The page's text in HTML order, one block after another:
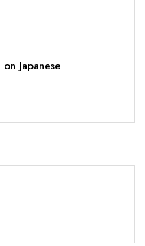
Japanese